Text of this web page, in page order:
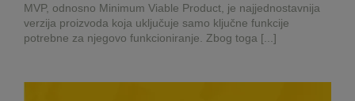
MVP, odnosno Minimum Viable Product, je najjednostavnija
verzija proizvoda koja uključuje samo ključne funkcije
potrebne za njegovo funkcioniranje. Zbog toga [...]